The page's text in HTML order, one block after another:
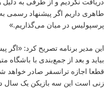
دریافت نکردیم و از طرفی به دلیل
طاهری داریم اگر پیشنهاد رسمی
پرسپولیس در میان می‌گذاریم.»
این مدیر برنامه تصریح کرد: «اگر
بیاید و بعد از جمع‌بندی با
قطعا اجازه ترانسفر صادر خواهد
زنی است این سه بازیکن یک سال